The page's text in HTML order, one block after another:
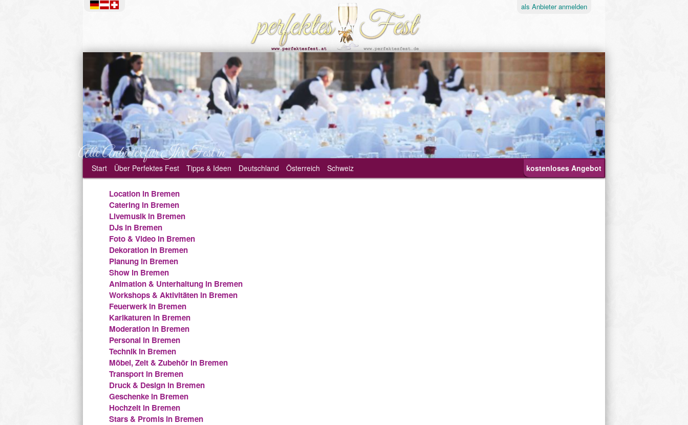
als Anbieteranmelden
Start Über Perfektes Fest Tipps & Ideen Deutschland Österreich
Schweiz
kostenloses Angebot
Alle Anbieter für Ihr Fest in
Location in Bremen
Catering in Bremen
Livemusik in Bremen
DJs in Bremen
Foto & Video in Bremen
Dekoration in Bremen
Planung in Bremen
Show in Bremen
Animation & Unterhaltung in Bremen
Workshops & Aktivitäten in Bremen
Feuerwerk in Bremen
Karikaturen in Bremen
Moderation in Bremen
Personal in Bremen
Technik in Bremen
Möbel, Zelt & Zubehör in Bremen
Transport in Bremen
Druck & Design in Bremen
Geschenke in Bremen
Hochzeit in Bremen
Stars & Promis in Bremen